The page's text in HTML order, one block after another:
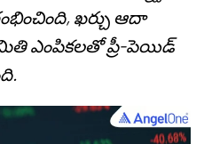
ఖర్చు ఆదా
ఎంపికలతో ప్రీ-పెయిడ్